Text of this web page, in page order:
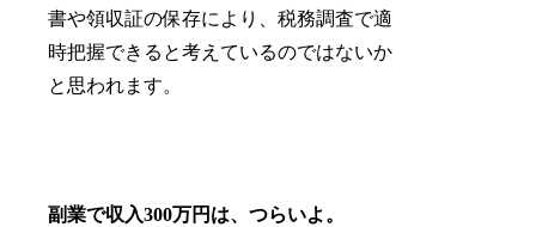
書や領収証の保存により、税務調査で適
時把握できると考えているのではないか
と思われます。
副業で収入300万円は、つらいよ。